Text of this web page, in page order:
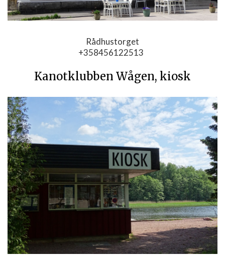
Rådhustorget
+358456122513
Kanotklubben Wågen, kiosk